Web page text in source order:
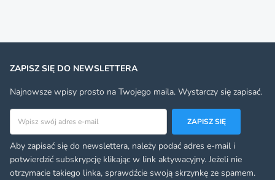
ZAPISZ SIĘ DO NEWSLETTERA
Najnowsze wpisy prosto na Twojego maila. Wystarczy się zapisać.
ZAPISZ SIĘ
Aby zapisać się do newslettera, należy podać adres e-mail i
potwierdzić subskrypcję klikając w link aktywacyjny. Jeżeli nie
otrzymacie takiego linka, sprawdźcie swoją skrzynkę ze spamem.